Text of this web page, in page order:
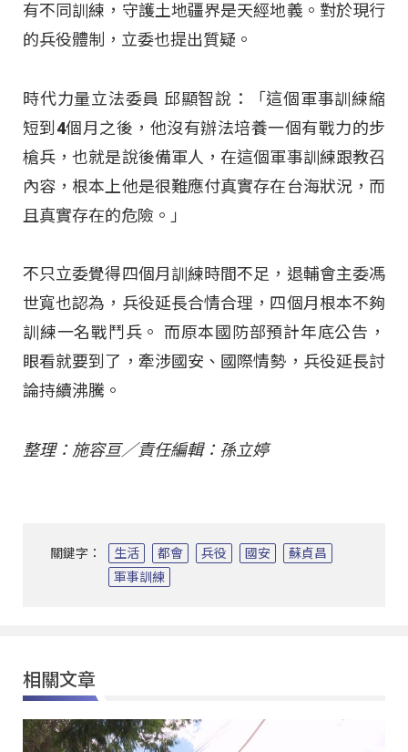
有不同訓練，守護土地疆界是天經地義。對於現行
的兵役體制，立委也提出質疑。
時代力量立法委員 邱顯智說：「這個軍事訓練縮
短到4個月之後，他沒有辦法培養一個有戰力的步
槍兵，也就是說後備軍人，在這個軍事訓練跟教召
內容，根本上他是很難應付真實存在台海狀況，而
且真實存在的危險。」
不只立委覺得四個月訓練時間不足，退輔會主委馮
世寬也認為，兵役延長合情合理，四個月根本不夠
訓練一名戰鬥兵。 而原本國防部預計年底公告，
眼看就要到了，牽涉國安、國際情勢，兵役延長討
論持續沸騰。
整理：施容亘／責任編輯：孫立婷
關鍵字： 生活 都會 兵役 國安
蘇貞昌
軍事訓練
相關文章